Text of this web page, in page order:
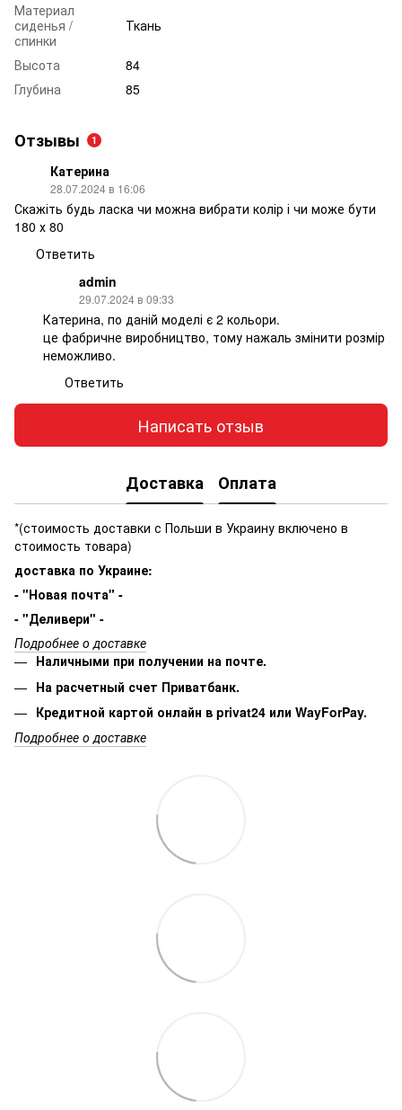
Материал
сиденья /
спинки
Ткань
Высота
84
Глубина
85
Отзывы 1
Катерина
28.07.2024 в 16:06
Скажіть будь ласка чи можна вибрати колір і чи може бути
180 х 80
Ответить
admin
29.07.2024 в 09:33
Катерина, по даній моделі є 2 кольори.
це фабричне виробництво, тому нажаль змінити розмір
неможливо.
Ответить
Написать отзыв
Доставка Оплата
*(стоимость доставки с Польши в Украину включено в
стоимость товара)
доставка по Украине:
- "Новая почта" -
- "Деливери" -
Подробнее о доставке
Наличными при получении на почте.
На расчетный счет Приватбанк.
Кредитной картой онлайн в privat24 или WayForPay.
Подробнее о доставке